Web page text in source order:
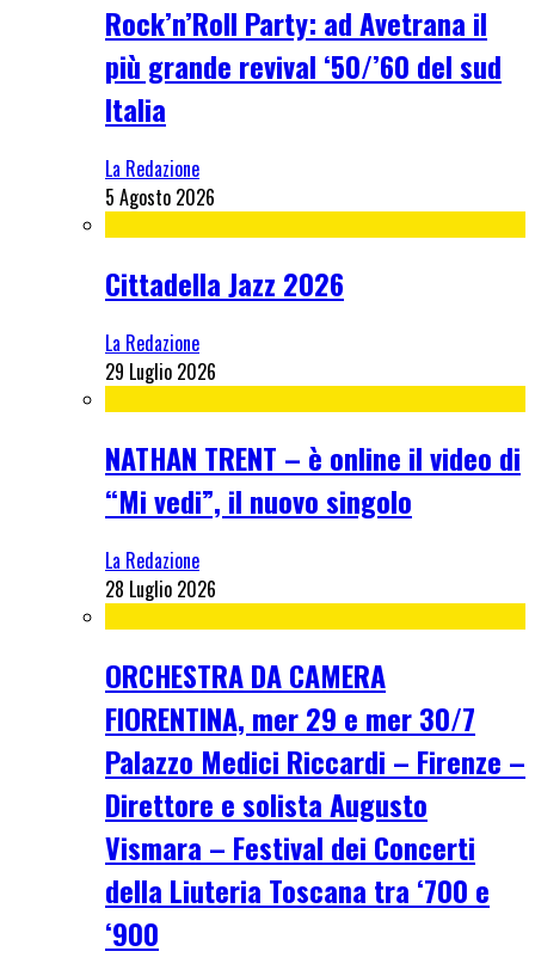
Rock’n’Roll Party: ad Avetrana il
più grande revival ‘50/’60 del sud
Italia
La Redazione
5 Agosto 2026
Cittadella Jazz 2026
La Redazione
29 Luglio 2026
NATHAN TRENT – è online il video di
“Mi vedi”, il nuovo singolo
La Redazione
28 Luglio 2026
ORCHESTRA DA CAMERA
FIORENTINA, mer 29 e mer 30/7
Palazzo Medici Riccardi – Firenze –
Direttore e solista Augusto
Vismara – Festival dei Concerti
della Liuteria Toscana tra ‘700 e
‘900